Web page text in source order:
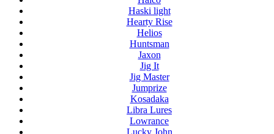
Haski light
Hearty Rise
Helios
Huntsman
Jaxon
Jig It
Jig Master
Jumprize
Kosadaka
Libra Lures
Lowrance